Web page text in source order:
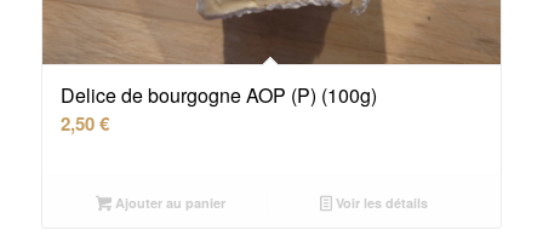
Delice de bourgogne AOP (P) (100g)
2,50€
Ajouter au panier Voir les détails